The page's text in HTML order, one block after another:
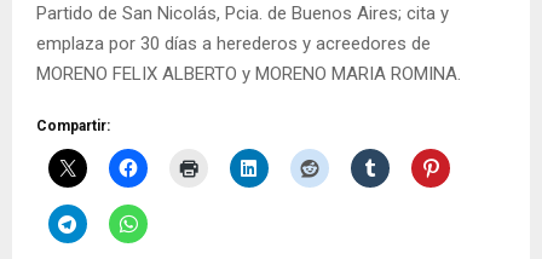
Partido de San Nicolás, Pcia. de Buenos Aires; cita y
emplaza por 30 días a herederos y acreedores de
MORENO FELIX ALBERTO y MORENO MARIA ROMINA.
Compartir: